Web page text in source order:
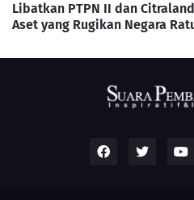
Libatkan PTPN II dan
Aset yang Rugikan Negara